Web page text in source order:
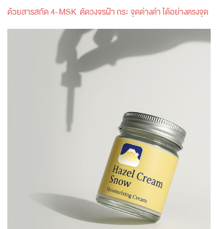
ด้วยสารสกัด 4-MSK ตัดวงจรฝ้า กระ จุดด่างดำ ได้อย่างตรงจุด